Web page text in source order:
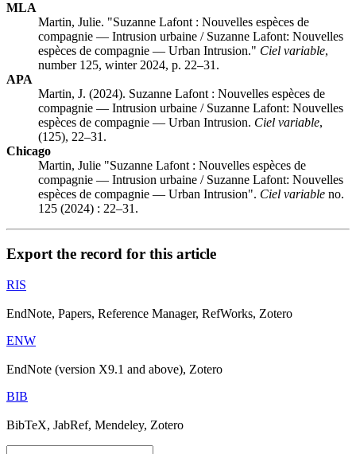
MLA
Martin, Julie. "Suzanne Lafont : Nouvelles espèces de
compagnie — Intrusion urbaine / Suzanne Lafont: Nouvelles
espèces de compagnie — Urban Intrusion." Ciel variable,
number 125, winter 2024, p. 22–31.
APA
Martin, J. (2024). Suzanne Lafont : Nouvelles espèces de
compagnie — Intrusion urbaine / Suzanne Lafont: Nouvelles
espèces de compagnie — Urban Intrusion. Ciel variable,
(125), 22–31.
Chicago
Martin, Julie "Suzanne Lafont : Nouvelles espèces de
compagnie — Intrusion urbaine / Suzanne Lafont: Nouvelles
espèces de compagnie — Urban Intrusion". Ciel variable no.
125 (2024) : 22–31.
Export the record for this article
RIS
EndNote, Papers, Reference Manager, RefWorks, Zotero
ENW
EndNote (version X9.1 and above), Zotero
BIB
BibTeX, JabRef, Mendeley, Zotero